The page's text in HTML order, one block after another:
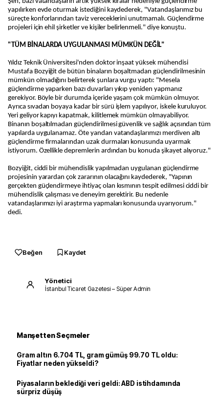
yapılırken evde oturmak istediğini kaydederek, "Vatandaşlarımız bu
süreçte konforlarından taviz vereceklerini unutmamalı. Güçlendirme
projeleri için ehil şirketler ve kişiler belirlenmeli." diye konuştu.
"TÜM BİNALARDA UYGULANMASI MÜMKÜN DEĞİL"
Yıldız Teknik Üniversitesi'nden doktor inşaat yüksek mühendisi
Mustafa Bozyiğit de bütün binaların boşaltmadan güçlendirilmesinin
mümkün olmadığını belirterek şunlara vurgu yaptı: "Mesela
güçlendirme yaparken bazı duvarları yıkıp yeniden yapmanız
gerekiyor. Böyle bir durumda içeride yaşam çok mümkün olmuyor.
Ayrıca sıvadan boyaya kadar bir sürü işlem yapılıyor, iskele kuruluyor.
Yeri geliyor kapıyı kapatmak, kilitlemek mümkün olmayabiliyor.
Binanın boşaltılmadan güçlendirilmesi güvenlik ve sağlık açısından tüm
yapılarda uygulanamaz. Öte yandan vatandaşlarımızı merdiven altı
güçlendirme firmalarından uzak durmaları konusunda uyarmak
istiyorum. Özellikle depremlerin ardından bu konuda şikayet alıyoruz."
Bozyiğit, ciddi bir mühendislik yapılmadan uygulanan güçlendirme
projesinin yarardan çok zararının olacağını kaydederek, "Yapının
gerçekten güçlendirmeye ihtiyaç olan kısmının tespit edilmesi ciddi bir
mühendislik çalışması ve deneyim gerektirir. Bu nedenle
vatandaşlarımızı iyi araştırma yapmaları konusunda uyarıyorum."
dedi.
Beğen Kaydet
Yönetici
İstanbul Ticaret Gazetesi – Süper Admin
Manşetten Seçmeler
Gram altın 6.704 TL, gram gümüş 99.70 TL oldu:
Fiyatlar neden yükseldi?
Piyasaların beklediği veri geldi: ABD istihdamında
sürpriz düşüş